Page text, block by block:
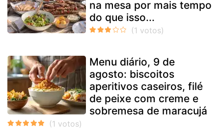
na mesa por mais tempo
do que isso...
Menu diário, 9 de
agosto: biscoitos
aperitivos caseiros, filé
de peixe com creme e
sobremesa de maracujá